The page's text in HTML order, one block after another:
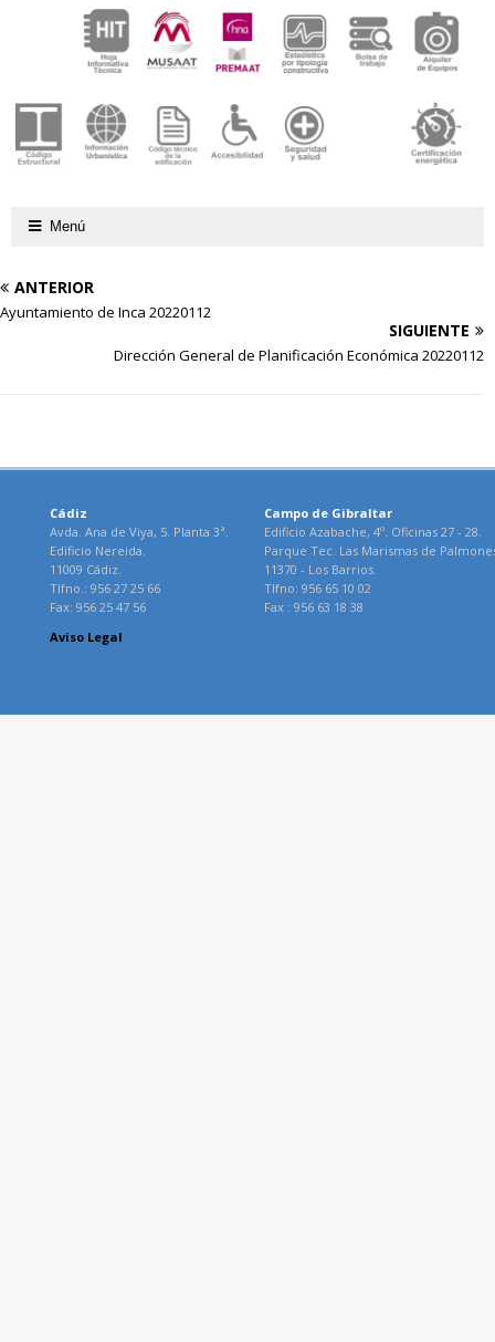
Menú
ANTERIOR
Ayuntamiento de Inca 20220112
SIGUIENTE
Dirección General de Planificación Económica 20220112
Cádiz
Avda. Ana de Viya, 5. Planta 3ª.
Edificio Nereida.
11009 Cádiz.
Tlfno.: 956 27 25 66
Fax: 956 25 47 56
Campo de Gibraltar
Edificio Azabache, 4º. Oficinas 27 - 28.
Parque Tec. Las Marismas de
11370 - Los Barrios.
Tlfno: 956 65 10 02
Fax : 956 63 18 38
Aviso Legal